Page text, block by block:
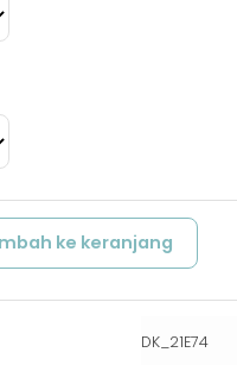
ke keranjang
DK_21E74